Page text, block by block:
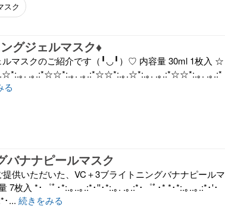
スク
グジェルマスク♦︎
ルマスクのご紹介です（╹◡╹）♡ 内容量 30ml 1枚入 ☆
｡. .｡.:*☆☆*:.｡. .｡.:*☆☆*:.｡.☆*:.｡. .｡.:*☆☆*:.｡. .｡.:*
る
バナナピールマスク
供いただいた、VC＋3ブライトニングバナナピールマ
7枚入 *･゜ﾟ･*:.｡..｡.:*･''･*:.｡. .｡.:*･゜ﾟ･* *･*:.｡..｡.:*･'･
･... 続きをみる